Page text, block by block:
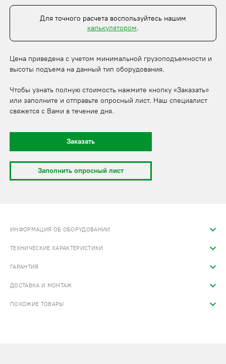
Для точного расчета воспользуйтесь нашим
калькулятором.
Цена приведена с учетом минимальной грузоподъемности и
высоты подъема на данный тип оборудования.
Чтобы узнать полную стоимость нажмите кнопку «Заказать»
или заполните и отправьте опросный лист. Наш специалист
свяжется с Вами в течение дня.
Заказать
Заполнить опросный лист
ИНФОРМАЦИЯ ОБ ОБОРУДОВАНИИ
ТЕХНИЧЕСКИЕ ХАРАКТЕРИСТИКИ
ГАРАНТИЯ
ДОСТАВКА И МОНТАЖ
ПОХОЖИЕ ТОВАРЫ